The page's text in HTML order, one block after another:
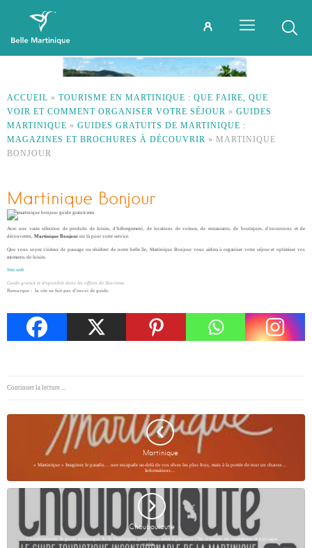
ACCUEIL » TOURISME EN MARTINIQUE : QUE FAIRE, QUE
VOIR ET COMMENT ORGANISER VOTRE SÉJOUR » GUIDES
MARTINIQUE » GUIDES GRATUITS DE MARTINIQUE :
MAGAZINES ET BROCHURES À DÉCOUVRIR » MARTINIQUE
BONJOUR
Martinique Bonjour
Avec une vaste sélection de produits de loisirs, d’hébergement, de locations de voiture, de restaurants, de boutiques, d’excursions et de
découvertes, Martinique Bonjour est là pour votre service.
Que vous soyez visiteur de passage ou résident de notre belle île, Martinique Bonjour vous aidera à organiser votre séjour et optimiser vos
moments de loisirs.
Site web
Guide gratuit et disponible dans les offices de Tourisme.
Remarque : la site ne fait pas d’envoi de guide.
Continuer la lecture ...
Martinique
« Martinique » Imaginez le paradis… une escapade au-delà de vos rêves les plus fous, mais à la portée de tout un chacun…
Informations…
Choubouloute
Choubouloute, le guide touristique de la Martinique, pour vous aider à parcourir l’île, à travers ses communes et paysages
variés,…